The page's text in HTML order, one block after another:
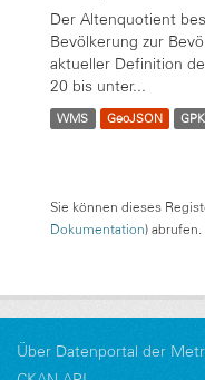
Der Altenquotient
Bevölkerung zur
aktueller Definition
20 bis unter...
WMS GeoJSON
Sie können dieses
Dokumentation) abrufen.
Über Datenportal der